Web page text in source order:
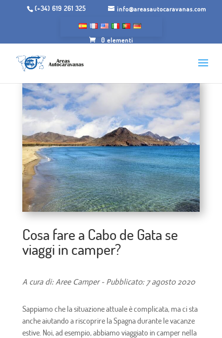
(+34) 619 261 325 info@areasautocaravanas.com
0 elementi
Cosa fare a Cabo de Gata se
viaggi in camper?
A cura di: Aree Camper - Pubblicato: 7 agosto 2020
Sappiamo che la situazione attuale è complicata, ma ci sta
anche aiutando a riscoprire la Spagna durante le vacanze
estive. Noi, ad esempio, abbiamo viaggiato in camper nella